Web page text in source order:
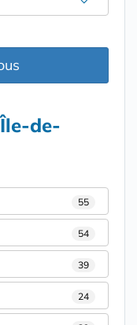
Île-de-
55
54
39
24